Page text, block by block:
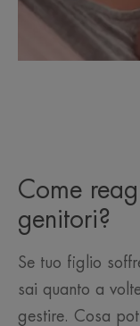
Come
genitori?
Se tuo figlio
sai quanto a
gestire. Cosa